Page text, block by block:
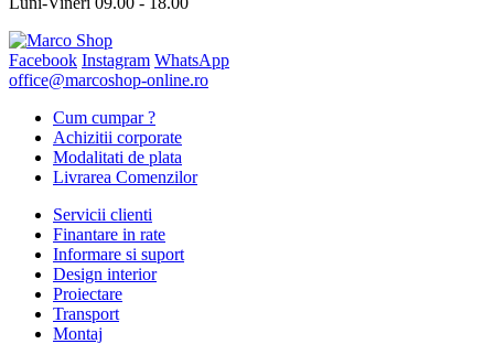
Facebook Instagram WhatsApp
office@marcoshop-online.ro
Cum cumpar ?
Achizitii corporate
Modalitati de plata
Livrarea Comenzilor
Servicii clienti
Finantare in rate
Informare si suport
Design interior
Proiectare
Transport
Montaj